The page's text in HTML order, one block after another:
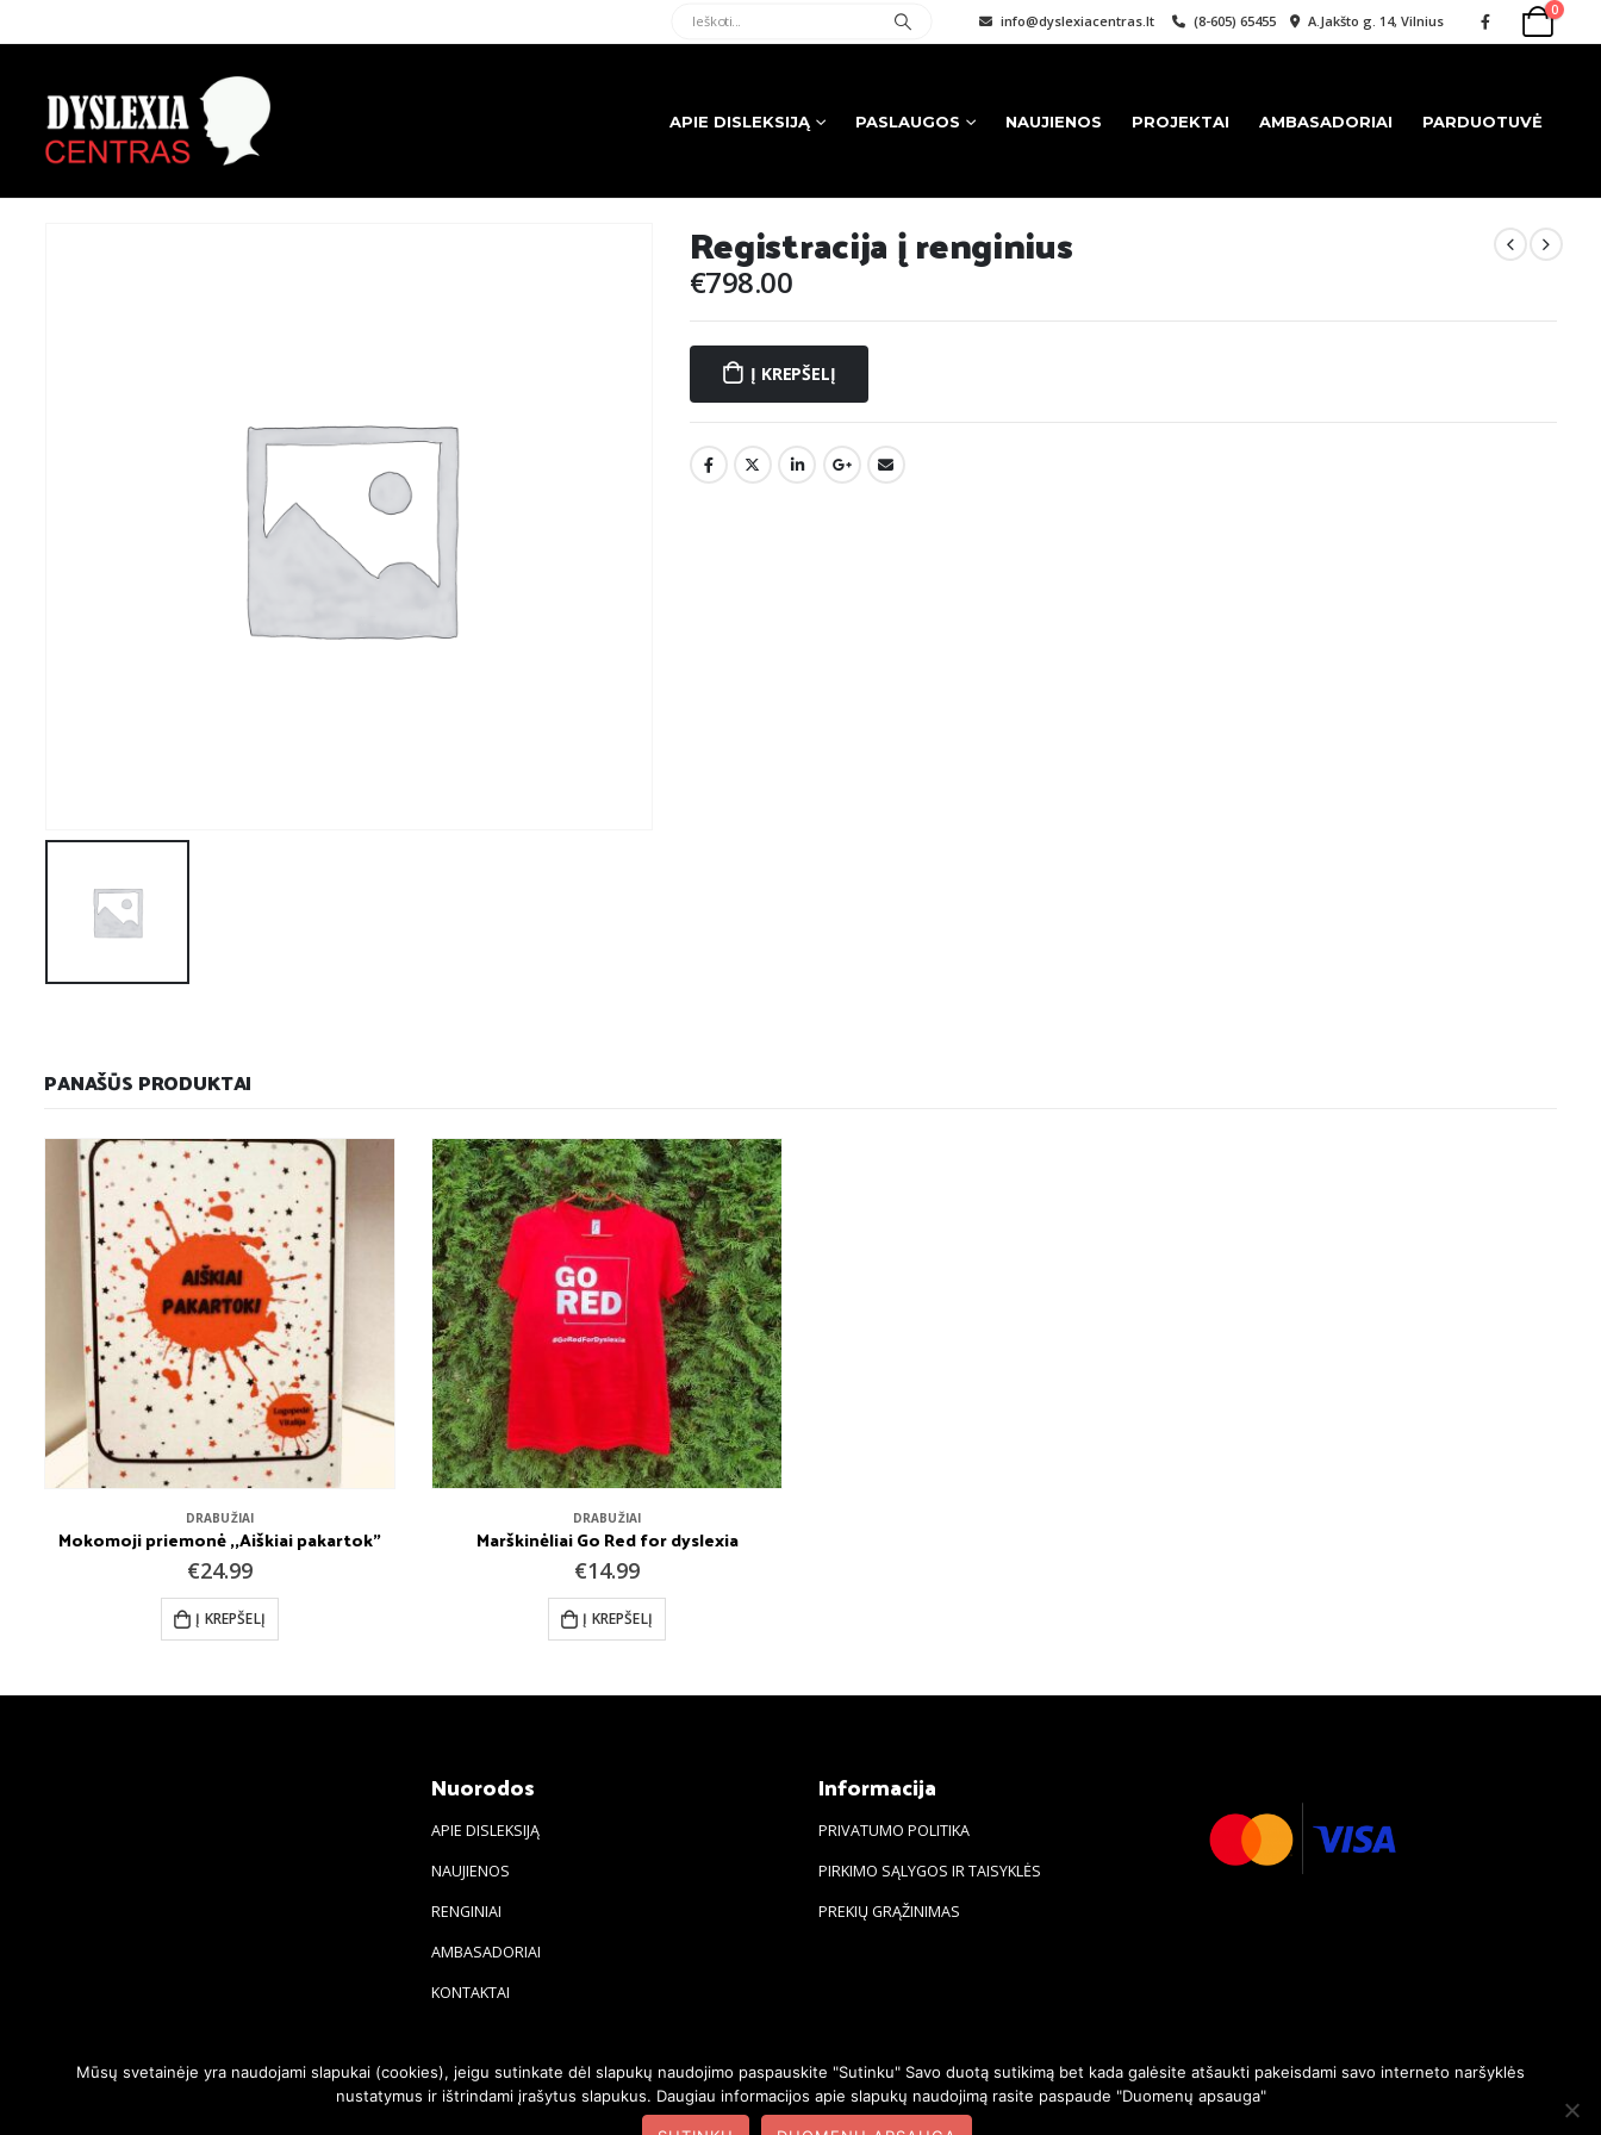
info@dyslexiacentras.lt (8-605) 65455 A.Jakšto g. 14, Vilnius
0
APIE DISLEKSIJĄ PASLAUGOS NAUJIENOS PROJEKTAI AMBASADORIAI PARDUOTUVĖ
Registracija į renginius
€798.00
Į KREPŠELĮ
PANAŠŪS PRODUKTAI
DRABUŽIAI
Mokomoji priemonė ,,Aiškiai pakartok”
€24.99
Į KREPŠELĮ
DRABUŽIAI
Marškinėliai Go Red for dyslexia
€14.99
Į KREPŠELĮ
Nuorodos
APIE DISLEKSIJĄ
NAUJIENOS
RENGINIAI
AMBASADORIAI
KONTAKTAI
Informacija
PRIVATUMO POLITIKA
PIRKIMO SĄLYGOS IR TAISYKLĖS
PREKIŲ GRĄŽINIMAS
Mūsų svetainėje yra naudojami slapukai (cookies), jeigu sutinkate dėl slapukų naudojimo paspauskite "Sutinku" Savo duotą sutikimą bet kada galėsite atšaukti pakeisdami savo interneto naršyklės
nustatymus ir ištrindami įrašytus slapukus. Daugiau informacijos apie slapukų naudojimą rasite paspaude "Duomenų apsauga"